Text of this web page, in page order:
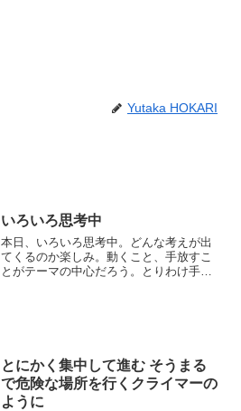
Yutaka HOKARI
いろいろ思考中
本日、いろいろ思考中。どんな考えが出
てくるのか楽しみ。動くこと、手放すこ
とがテーマの中心だろう。とりわけ手放
とにかく集中して進む そうまる
で危険な場所を行くクライマーの
ように